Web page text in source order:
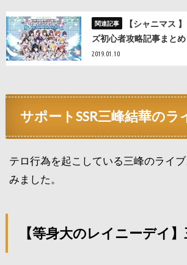
【シャニマス
ズ初心者攻略記事まとめ
2019.01.10
サポートSSR三峰結華のラ
テロ行為を起こしている三峰のライ
みました。
【等身大のレイニーデイ